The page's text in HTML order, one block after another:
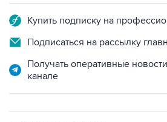
Купить подписку на
Подписаться на рассылку
Получать оперативные
канале